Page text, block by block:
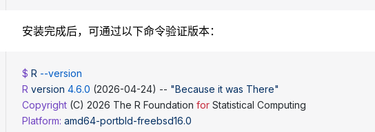
安装完成后，可通过以下命令验证版本：
$ R --version
R version 4.6.0 (2026-04-24) -- "Because it was There"
Copyright (C) 2026 The R Foundation for Statistical Computing
Platform: amd64-portbld-freebsd16.0